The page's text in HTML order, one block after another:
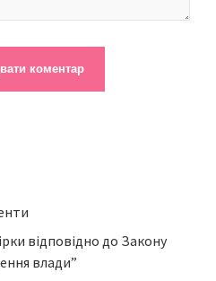
відповідно до Закону
влади”